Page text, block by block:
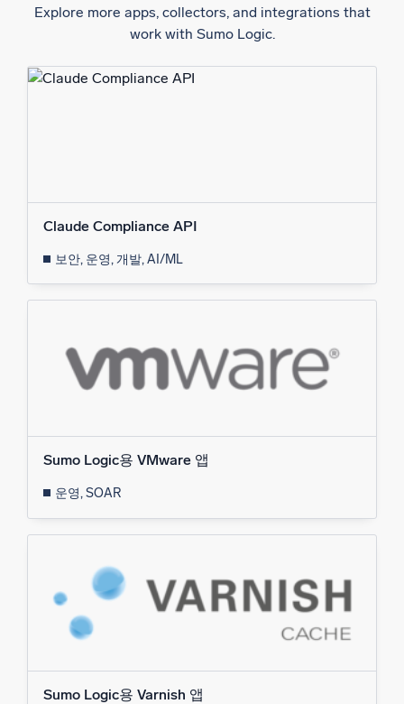
Explore more apps, collectors, and integrations that
work with Sumo Logic.
Claude Compliance API
보안, 운영, 개발, AI/ML
Sumo Logic용 VMware 앱
운영, SOAR
Sumo Logic용 Varnish 앱